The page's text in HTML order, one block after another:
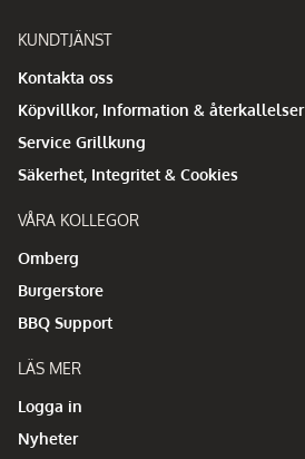
KUNDTJÄNST
Kontakta oss
Köpvillkor, Information & återkallelser
Service Grillkung
Säkerhet, Integritet & Cookies
VÅRA KOLLEGOR
Omberg
Burgerstore
BBQ Support
LÄS MER
Logga in
Nyheter